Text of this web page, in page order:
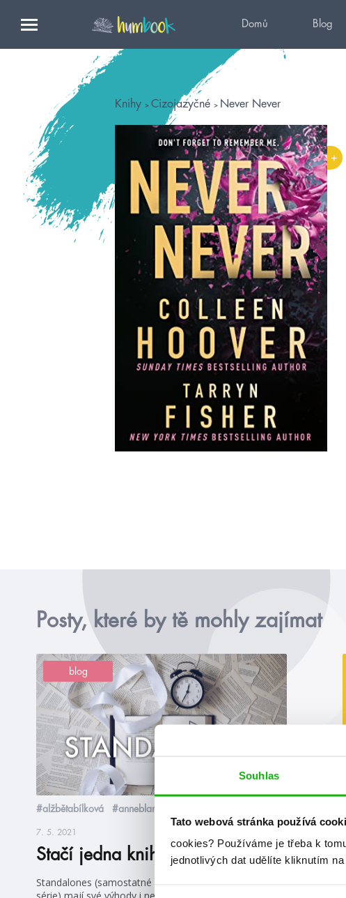
Souhlas
Tato webová stránka používá
cookies? Používáme je třeba k
jednotlivých dat udělíte kliknutím
Domů Blog
Knihy Cizojazyčné Never Never
+
Posty, které by tě mohly zajímat
blog
#alžbětabílková #anneblankman
7. 5. 2021
Stačí jedna kniha?
Standalones (samostatné knihy, co nejsou součástí
série) mají své výhody i nevýhody. Výhody jsou takové,